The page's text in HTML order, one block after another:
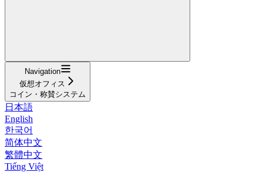
Navigation
仮想オフィス
コイン・称賛システム
日本語
English
한국어
简体中文
繁體中文
Tiếng Việt